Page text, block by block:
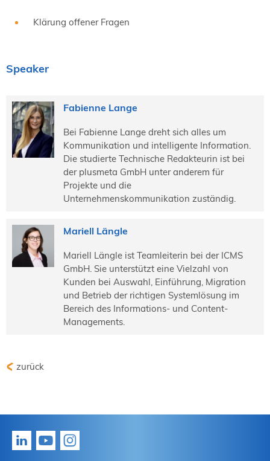
Klärung offener Fragen
Speaker
Fabienne Lange
Bei Fabienne Lange dreht sich alles um
Kommunikation und intelligente Information.
Die studierte Technische Redakteurin ist bei
der plusmeta GmbH unter anderem für
Projekte und die
Unternehmenskommunikation zuständig.
Mariell Längle
Mariell Längle ist Teamleiterin bei der ICMS
GmbH. Sie unterstützt eine Vielzahl von
Kunden bei Auswahl, Einführung, Migration
und Betrieb der richtigen Systemlösung im
Bereich des Informations- und Content-
Managements.
zurück